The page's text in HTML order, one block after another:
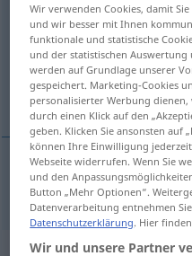
Übersicht aller
(Für mehr Details die
liječnik
liječnik Arzt
Wir verwenden Cookies, damit
und wir besser mit Ihnen
funktionale und statistische
und der statistischen
werden auf Grundlage unserer
gespeichert. Marketing-Cookies
personalisierter Werbung
durch einen Klick auf den
geben. Klicken Sie ansonsten auf
können Ihre Einwilligung
Webseite widerrufen. Wenn Sie
und den
Button „Mehr Optionen“.
Datenverarbeitung entnehmen
Datenschutzerklärung. Hier
Wir und unsere Partner